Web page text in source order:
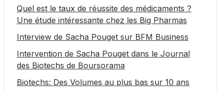
Quel est le taux de réussite des médicaments ?
Une étude intéressante chez les Big Pharmas
Interview de Sacha Pouget sur BFM Business
Intervention de Sacha Pouget dans le Journal
des Biotechs de Boursorama
Biotechs: Des Volumes au plus bas sur 10 ans